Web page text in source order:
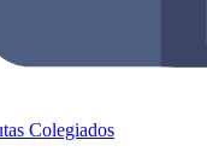
Colegiados